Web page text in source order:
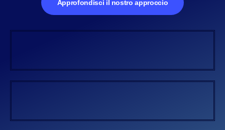
Approfondisci il nostro approccio